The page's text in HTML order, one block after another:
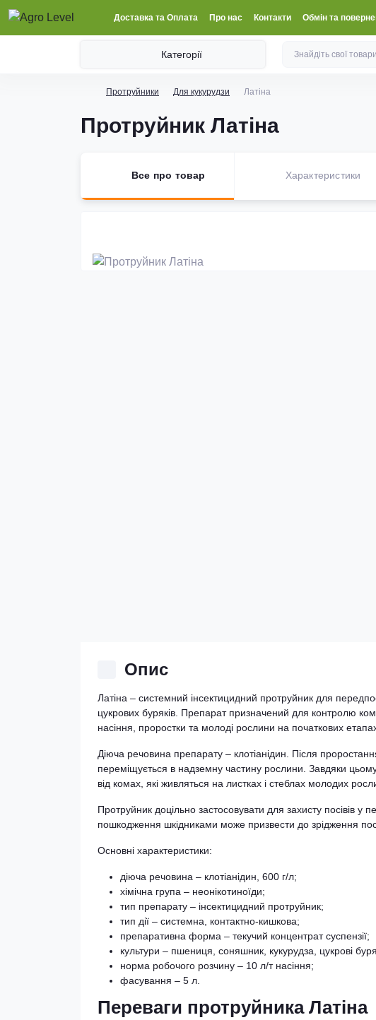
Доставка та Оплата Про нас Контакти Обмін та
Категорії
Протруйники Для кукурудзи Латіна
Протруйник Латіна
Все про товар Характеристики
Опис
Латіна – системний інсектицидний протруйник для
цукрових буряків. Препарат призначений для контролю
насіння, проростки та молоді рослини на початкових
Діюча речовина препарату – клотіанідин. Після
переміщується в надземну частину рослини. Завдяки
від комах, які живляться на листках і стеблах молодих
Протруйник доцільно застосовувати для захисту посівів
пошкодження шкідниками може призвести до зрідження
Основні характеристики:
діюча речовина – клотіанідин, 600 г/л;
хімічна група – неонікотиноїди;
тип препарату – інсектицидний протруйник;
тип дії – системна, контактно-кишкова;
препаративна форма – текучий концентрат суспензії;
культури – пшениця, соняшник, кукурудза, цукрові
норма робочого розчину – 10 л/т насіння;
фасування – 5 л.
Переваги протруйника Латіна